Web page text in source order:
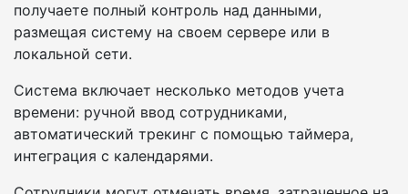
получаете полный контроль над данными,
размещая систему на своем сервере или в
локальной сети.
Система включает несколько методов учета
времени: ручной ввод сотрудниками,
автоматический трекинг с помощью таймера,
интеграция с календарями.